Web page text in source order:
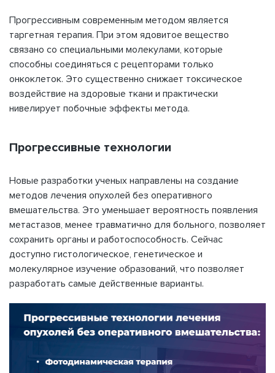
Прогрессивным современным методом является
таргетная терапия. При этом ядовитое вещество
связано со специальными молекулами, которые
способны соединяться с рецепторами только
онкоклеток. Это существенно снижает токсическое
воздействие на здоровые ткани и практически
нивелирует побочные эффекты метода.
Прогрессивные технологии
Новые разработки ученых направлены на создание
методов лечения опухолей без оперативного
вмешательства. Это уменьшает вероятность появления
метастазов, менее травматично для больного, позволяет
сохранить органы и работоспособность. Сейчас
доступно гистологическое, генетическое и
молекулярное изучение образований, что позволяет
разработать самые действенные варианты.